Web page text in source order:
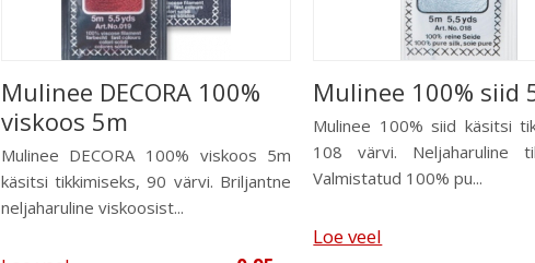
Mulinee DECORA 100%
viskoos 5m
Mulinee DECORA 100% viskoos 5m
käsitsi tikkimiseks, 90 värvi. Briljantne
neljaharuline viskoosist...
Mulinee 100% siid
Mulinee 100% siid käsitsi
108 värvi. Neljaharuline
Valmistatud 100% pu...
Loe veel